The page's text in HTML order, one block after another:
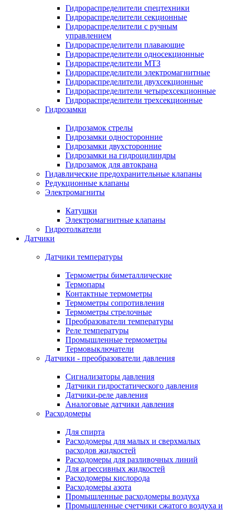
Гидрораспределители спецтехники
Гидрораспределители секционные
Гидрораспределители с ручным
управлением
Гидрораспределители плавающие
Гидрораспределители односекционные
Гидрораспределители МТЗ
Гидрораспределители электромагнитные
Гидрораспределители двухсекционные
Гидрораспределители четырехсекционные
Гидрораспределители трехсекционные
Гидрозамки
Гидрозамок стрелы
Гидрозамки односторонние
Гидрозамки двухсторонние
Гидрозамки на гидроцилиндры
Гидрозамок для автокрана
Гидавлические предохранительные клапаны
Редукционные клапаны
Электромагниты
Катушки
Электромагнитные клапаны
Гидротолкатели
Датчики
Датчики температуры
Термометры биметаллические
Термопары
Контактные термометры
Термометры сопротивления
Термометры стрелочные
Преобразователи температуры
Реле температуры
Промышленные термометры
Термовыключатели
Датчики - преобразователи давления
Сигнализаторы давления
Датчики гидростатического давления
Датчики-реле давления
Аналоговые датчики давления
Расходомеры
Для спирта
Расходомеры для малых и сверхмалых
расходов жидкостей
Расходомеры для разливочных линий
Для агрессивных жидкостей
Расходомеры кислорода
Расходомеры азота
Промышленные расходомеры воздуха
Промышленные счетчики сжатого воздуха и